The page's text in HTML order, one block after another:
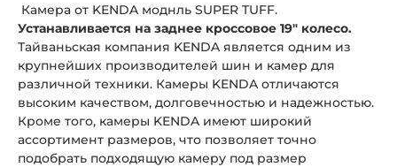
Камера от KENDA моднль SUPER TUFF.
Устанавливается на заднее кроссовое 19" колесо.
Тайваньская компания KENDA является одним из
крупнейших производителей шин и камер для
различной техники. Камеры KENDA отличаются
высоким качеством, долговечностью и надежностью.
Кроме того, камеры KENDA имеют широкий
ассортимент размеров, что позволяет точно
подобрать подходящую камеру под размер